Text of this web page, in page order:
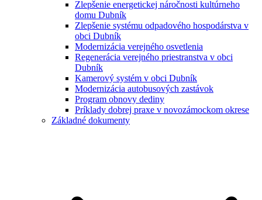
Zlepšenie energetickej náročnosti kultúrneho
domu Dubník
Zlepšenie systému odpadového hospodárstva v
obci Dubník
Modernizácia verejného osvetlenia
Regenerácia verejného priestranstva v obci
Dubník
Kamerový systém v obci Dubník
Modernizácia autobusových zastávok
Program obnovy dediny
Príklady dobrej praxe v novozámockom okrese
Základné dokumenty